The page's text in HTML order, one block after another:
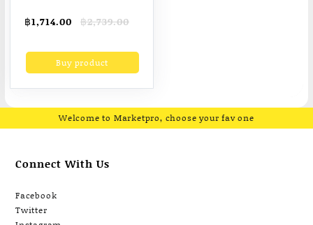
Parmiggiano
DOP Italian Cheese
฿2,739.00
Original
was:
฿2,739.00.
฿1,714.00
Current
is:
฿1,714.00.Buy product
Welcome to Marketpro, choose your fav one
Connect With Us
Facebook
Twitter